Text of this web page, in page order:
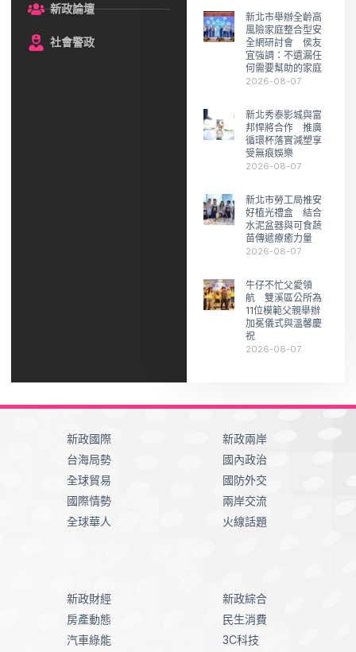
新政論壇
社會警政
新北市舉辦全齡高
風險家庭整合型安
全網研討會 侯友
宜強調：不遺漏任
何需要幫助的家庭
2026-08-07
新北秀泰影城與富
邦悍將合作 推廣
循環杯落實減塑享
受無痕娛樂
2026-08-07
新北市勞工局推安
好植光禮盒 結合
水泥盆器與可食蔬
苗傳遞療癒力量
2026-08-07
牛仔不忙父愛領
航 雙溪區公所為
11位模範父親舉辦
加冕儀式與溫馨慶
祝
2026-08-07
新政國際
台海局勢
全球貿易
國際情勢
全球華人
新政兩岸
國內政治
國防外交
兩岸交流
火線話題
新政財經
房產動態
汽車綠能
新政綜合
民生消費
3C科技